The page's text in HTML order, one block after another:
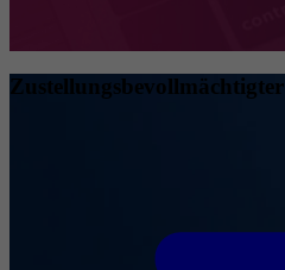
Zustellungsbevollmächtigter